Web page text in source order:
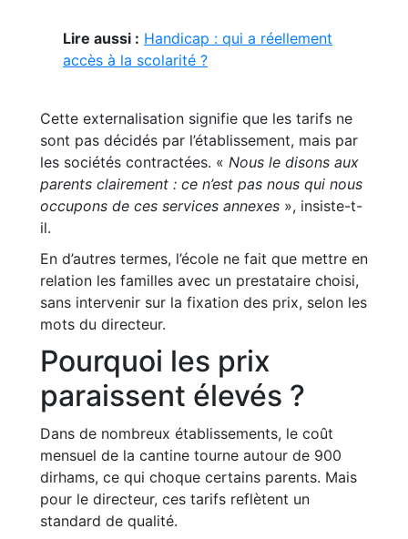
Lire aussi : Handicap : qui a réellement
accès à la scolarité ?
Cette externalisation signifie que les tarifs ne
sont pas décidés par l’établissement, mais par
les sociétés contractées. « Nous le disons aux
parents clairement : ce n’est pas nous qui nous
occupons de ces services annexes », insiste-t-
il.
En d’autres termes, l’école ne fait que mettre en
relation les familles avec un prestataire choisi,
sans intervenir sur la fixation des prix, selon les
mots du directeur.
Pourquoi les prix
paraissent élevés ?
Dans de nombreux établissements, le coût
mensuel de la cantine tourne autour de 900
dirhams, ce qui choque certains parents. Mais
pour le directeur, ces tarifs reflètent un
standard de qualité.